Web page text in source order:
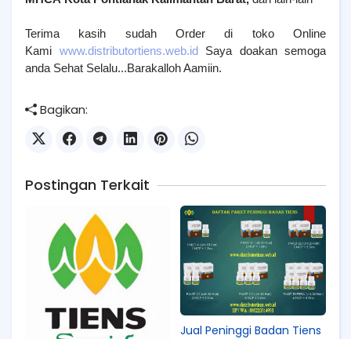
Terima kasih sudah Order di toko Online
Kami www.distributortiens.web.idSaya doakan semoga
anda Sehat Selalu...Barakalloh Aamiin.
Bagikan:
Postingan Terkait
Jual Peninggi Badan Tiens